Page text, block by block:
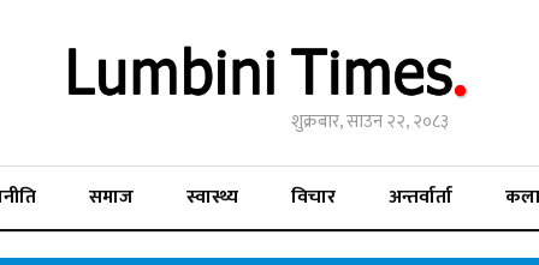
शुक्रबार, साउन २२, २०८३
समाज स्वास्थ्य विचार अन्तर्वार्ता